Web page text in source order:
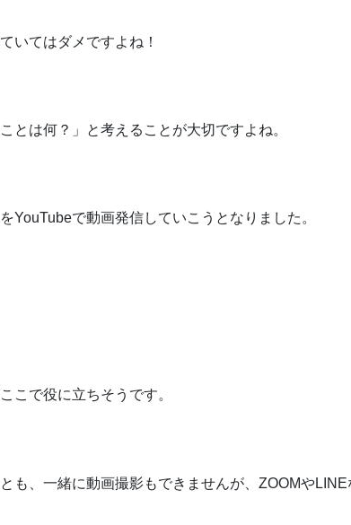
いてはダメですよね！
とは何？」と考えることが大切ですよね。
YouTubeで動画発信していこうとなりました。
こで役に立ちそうです。
も、一緒に動画撮影もできませんが、ZOOMやLINE